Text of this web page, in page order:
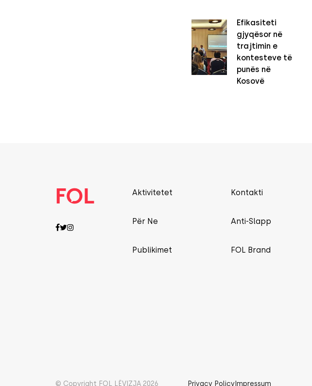
Efikasiteti
gjyqësor në
trajtimin e
kontesteve të
punës në
Kosovë
Aktivitetet
Për Ne
Publikimet
Kontakti
Anti-Slapp
FOL Brand
© Copyright FOL LËVIZJA 2026 Privacy Policy Impressum